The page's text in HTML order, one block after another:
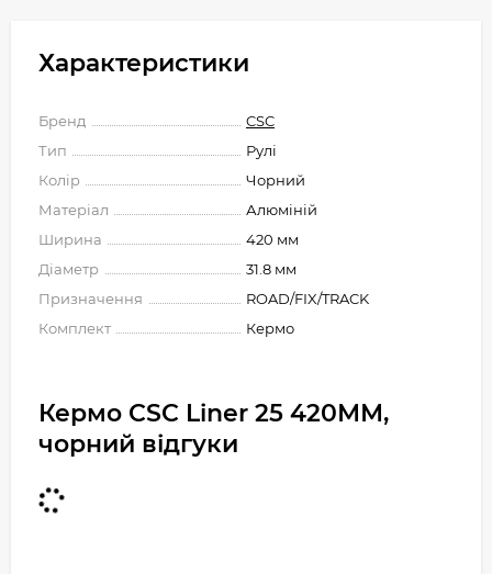
Характеристики
Бренд
CSC
Тип
Рулі
Колір
Чорний
Матеріал
Алюміній
Ширина
420 мм
Діаметр
31.8 мм
Призначення
ROAD/FIX/TRACK
Комплект
Кермо
Кермо CSC Liner 25 420ММ,
чорний відгуки